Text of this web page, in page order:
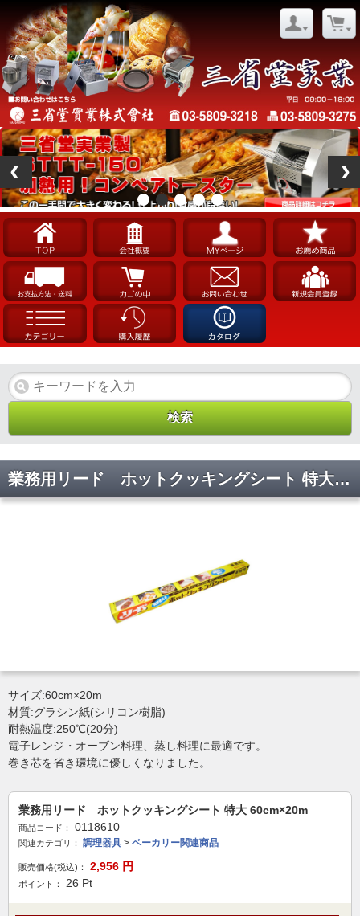
業務用リード ホットクッキングシート 特大 60cm×20m
サイズ:60cm×20m
材質:グラシン紙(シリコン樹脂)
耐熱温度:250℃(20分)
電子レンジ・オーブン料理、蒸し料理に最適です。
巻き芯を省き環境に優しくなりました。
業務用リード ホットクッキングシート 特大 60cm×20m
商品コード： 0118610
関連カテゴリ： 調理器具 > ベーカリー関連商品
販売価格(税込)： 2,956 円
ポイント： 26 Pt